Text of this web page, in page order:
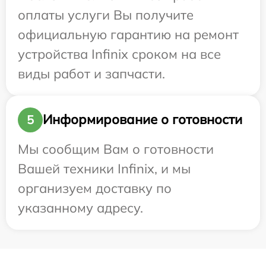
оплаты услуги Вы получите
официальную гарантию на ремонт
устройства Infinix сроком на все
виды работ и запчасти.
5
Информирование о готовности
Мы сообщим Вам о готовности
Вашей техники Infinix, и мы
организуем доставку по
указанному адресу.